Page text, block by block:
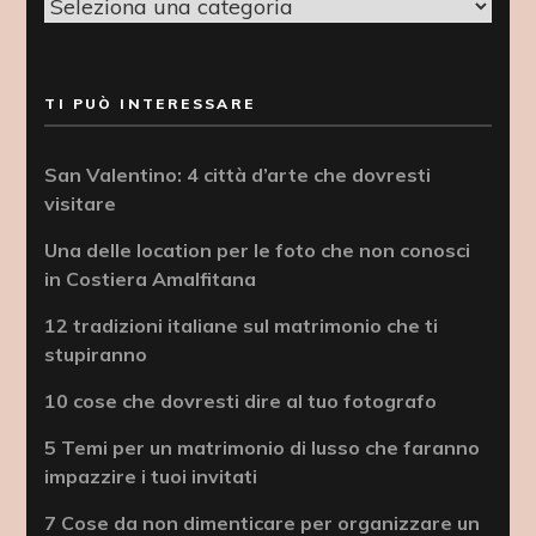
Categorie
TI PUÒ INTERESSARE
San Valentino: 4 città d’arte che dovresti
visitare
Una delle location per le foto che non conosci
in Costiera Amalfitana
12 tradizioni italiane sul matrimonio che ti
stupiranno
10 cose che dovresti dire al tuo fotografo
5 Temi per un matrimonio di lusso che faranno
impazzire i tuoi invitati
7 Cose da non dimenticare per organizzare un